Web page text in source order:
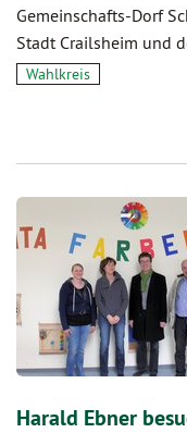
Gemeinschafts-Dorf
Stadt Crailsheim und
Wahlkreis
Harald Ebner